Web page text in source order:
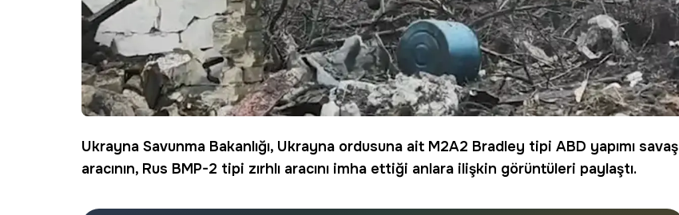
Ukrayna Savunma Bakanlığı, Ukrayna ordusuna ait M2A2 Bradley tipi ABD yapımı savaş
aracının, Rus BMP-2 tipi zırhlı aracını imha ettiği anlara ilişkin görüntüleri paylaştı.